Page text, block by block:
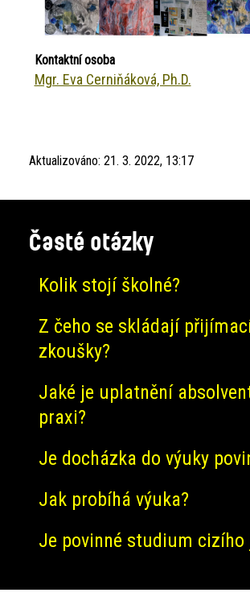
Kontaktní osoba
Mgr. Eva Cerniňáková, Ph.D.
Aktualizováno: 21. 3. 2022, 13:17
Časté otázky
Kolik stojí školné?
Z čeho se skládají
zkoušky?
Jaké je uplatnění
praxi?
Je docházka do výuky
Jak probíhá výuka?
Je povinné studium cizího